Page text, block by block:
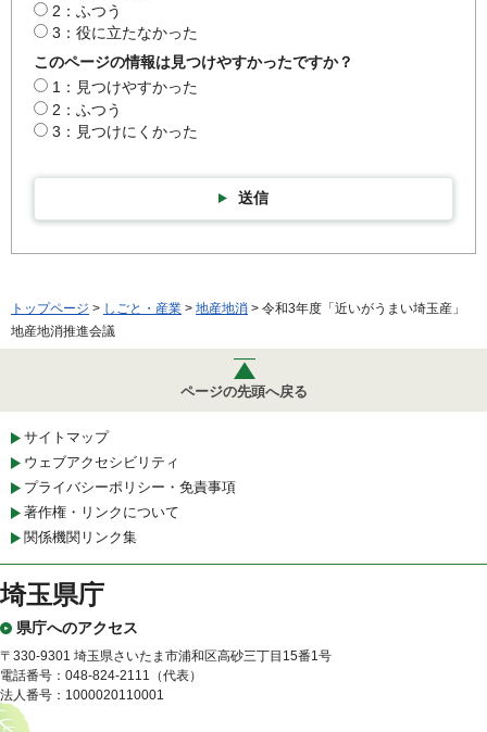
2：ふつう
3：役に立たなかった
このページの情報は見つけやすかったですか？
1：見つけやすかった
2：ふつう
3：見つけにくかった
送信
トップページ > しごと・産業 > 地産地消 > 令和3年度「近いがうまい埼玉産」
地産地消推進会議
ページの先頭へ戻る
サイトマップ
ウェブアクセシビリティ
プライバシーポリシー・免責事項
著作権・リンクについて
関係機関リンク集
埼玉県庁
県庁へのアクセス
〒330-9301 埼玉県さいたま市浦和区高砂三丁目15番1号
電話番号：048-824-2111（代表）
法人番号：1000020110001